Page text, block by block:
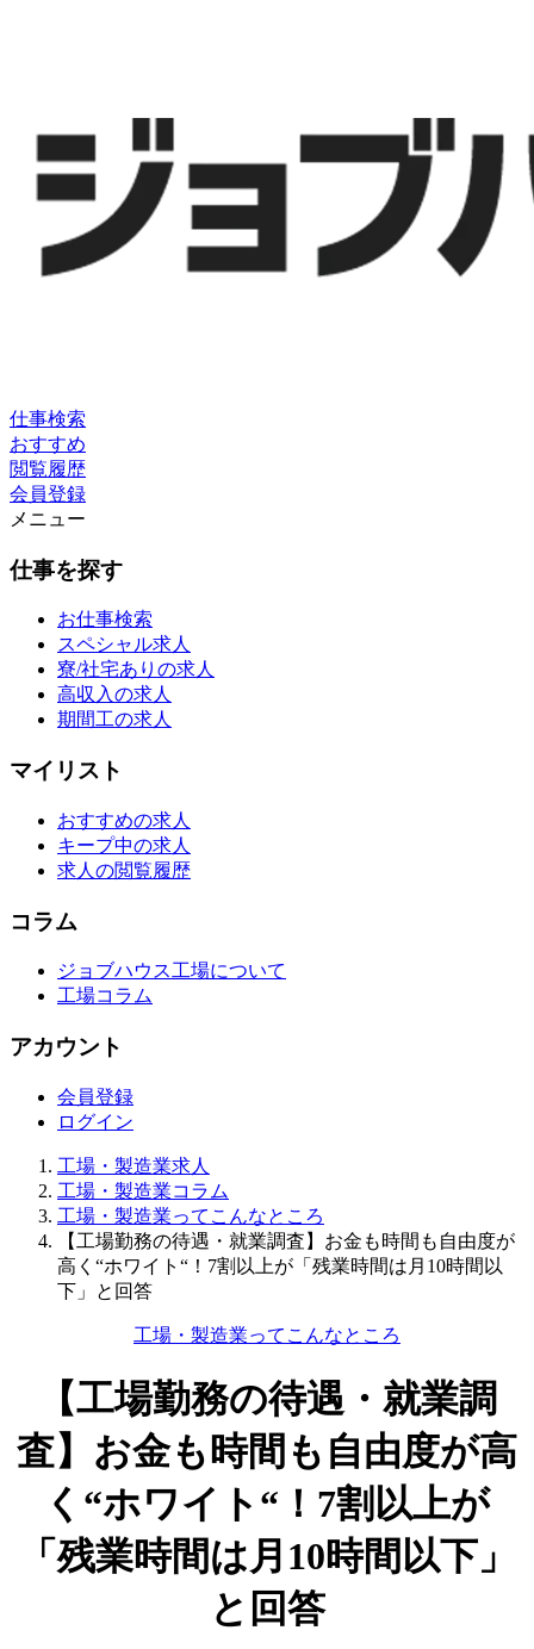
仕事検索
おすすめ
閲覧履歴
会員登録
メニュー
仕事を探す
お仕事検索
スペシャル求人
寮/社宅ありの求人
高収入の求人
期間工の求人
マイリスト
おすすめの求人
キープ中の求人
求人の閲覧履歴
コラム
ジョブハウス工場について
工場コラム
アカウント
会員登録
ログイン
工場・製造業求人
工場・製造業コラム
工場・製造業ってこんなところ
【工場勤務の待遇・就業調査】お金も時間も自由度が
高く“ホワイト“！7割以上が「残業時間は月10時間以
下」と回答
工場・製造業ってこんなところ
【工場勤務の待遇・就業調
査】お金も時間も自由度が高
く“ホワイト“！7割以上が
「残業時間は月10時間以下」
と回答